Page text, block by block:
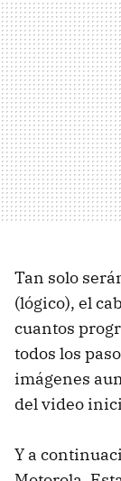
Tan solo
(lógico), el
cuantos
todos los
imágenes
del video
Y a